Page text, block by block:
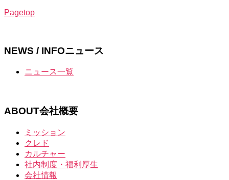
Pagetop
NEWS / INFOニュース
ニュース一覧
ABOUT会社概要
ミッション
クレド
カルチャー
社内制度・福利厚生
会社情報